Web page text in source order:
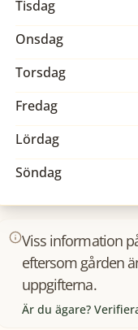
Tisdag
Onsdag
Torsdag
Fredag
Lördag
Söndag
Viss information
eftersom gården
uppgifterna.
Är du ägare?